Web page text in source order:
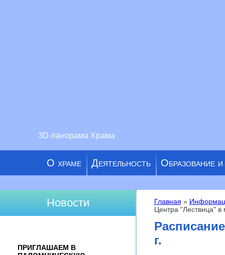
3D-панорама Храма
О храме Деятельность Образование
Вы здесь
Главная »
Центра "Лествица" в
г.
Новости
ПРИГЛАШАЕМ В